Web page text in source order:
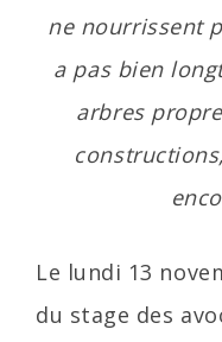
ne nourrissent
a pas bien
arbres
Le lundi 13
du stage des